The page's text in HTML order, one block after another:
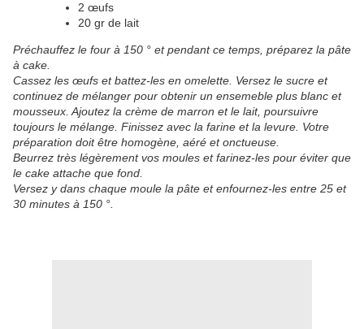
2 œufs
20 gr de lait
Préchauffez le four à 150 ° et pendant ce temps, préparez la pâte
à cake.
Cassez les œufs et battez-les en omelette. Versez le sucre et
continuez de mélanger pour obtenir un ensemeble plus blanc et
mousseux. Ajoutez la crème de marron et le lait, poursuivre
toujours le mélange. Finissez avec la farine et la levure. Votre
préparation doit être homogène, aéré et onctueuse.
Beurrez très légèrement vos moules et farinez-les pour éviter que
le cake attache que fond.
Versez y dans chaque moule la pâte et enfournez-les entre 25 et
30 minutes à 150 °.